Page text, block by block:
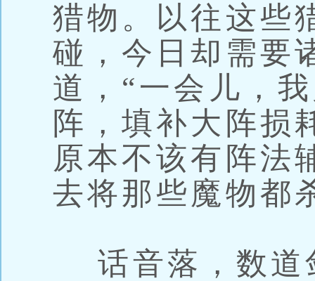
猎物。以往这些
碰，今日却需要
道，“一会儿，
阵，填补大阵损
原本不该有阵法
去将那些魔物都
话音落，数道